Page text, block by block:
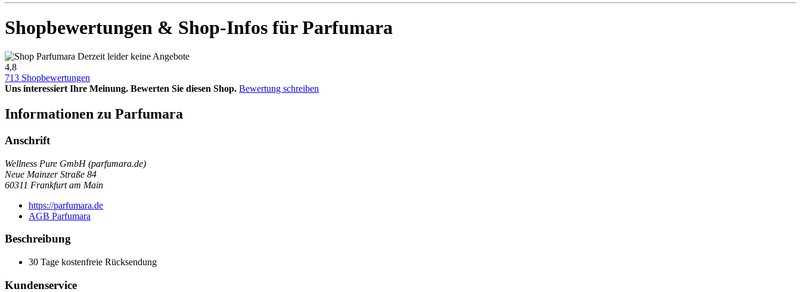
Shopbewertungen & Shop-Infos für Parfumara
Derzeit leider keine Angebote
4,8
713 Shopbewertungen
Uns interessiert Ihre Meinung. Bewerten Sie diesen Shop. Bewertung schreiben
Informationen zu Parfumara
Anschrift
Wellness Pure GmbH (parfumara.de)
Neue Mainzer Straße 84
60311 Frankfurt am Main
https://parfumara.de
AGB Parfumara
Beschreibung
30 Tage kostenfreie Rücksendung
Kundenservice